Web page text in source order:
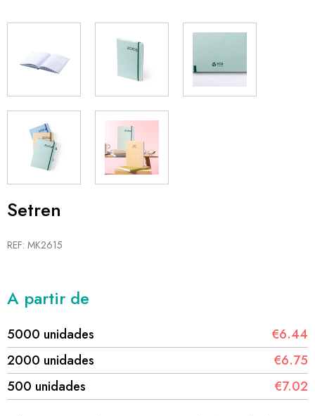
Setren
REF: MK2615
A partir de
5000 unidades
€6.44
2000 unidades
€6.75
500 unidades
€7.02